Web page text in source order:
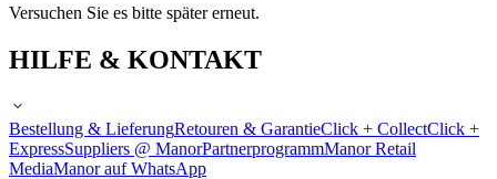
Versuchen Sie es bitte später erneut.
HILFE & KONTAKT
Bestellung & LieferungRetouren & GarantieClick + CollectClick +
ExpressSuppliers @ ManorPartnerprogrammManor Retail
MediaManor auf WhatsApp